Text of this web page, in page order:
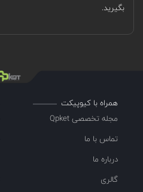
بگیرید.
همراه با کیوپیکت
مجله تخصصی Qpket
تماس با ما
درباره ما
گالری